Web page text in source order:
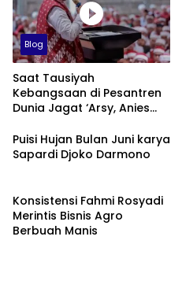
Blog
Saat Tausiyah
Kebangsaan di Pesantren
Dunia Jagat ‘Arsy, Anies
Dukungan dari Abah Aos
Puisi Hujan Bulan Juni karya
Sapardi Djoko Darmono
Konsistensi Fahmi Rosyadi
Merintis Bisnis Agro
Berbuah Manis